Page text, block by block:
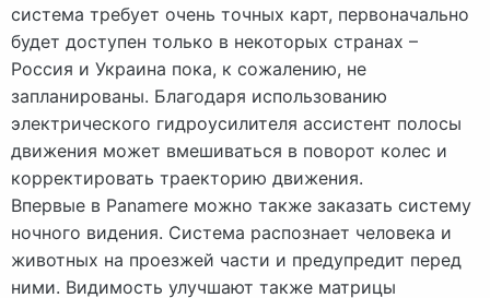
система требует очень точных карт, первоначально
будет доступен только в некоторых странах –
Россия и Украина пока, к сожалению, не
запланированы. Благодаря использованию
электрического гидроусилителя ассистент полосы
движения может вмешиваться в поворот колес и
корректировать траекторию движения.
Впервые в Panamere можно также заказать систему
ночного видения. Система распознает человека и
животных на проезжей части и предупредит перед
ними. Видимость улучшают также матрицы